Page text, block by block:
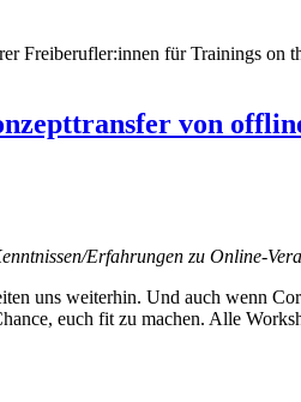
Freiberufler:innen für Trainings on
von
Erfahrungen zu Online-
uns weiterhin. Und auch wenn
euch fit zu machen. Alle